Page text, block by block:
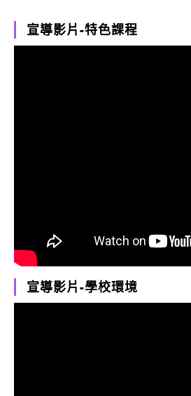
宣導影片-特色課程
宣導影片-學校環境